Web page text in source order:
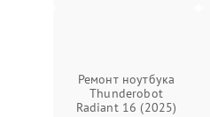
Ремонт ноутбука
Thunderobot
Radiant 16 (2025)